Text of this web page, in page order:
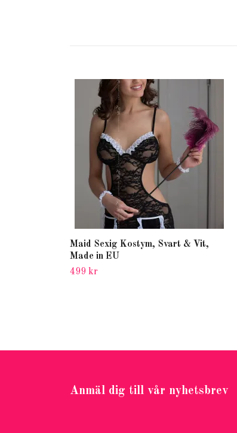
Maid Sexig Kostym, Svart & Vit,
Made in EU
499 kr
Anmäl dig till vår nyhetsbrev